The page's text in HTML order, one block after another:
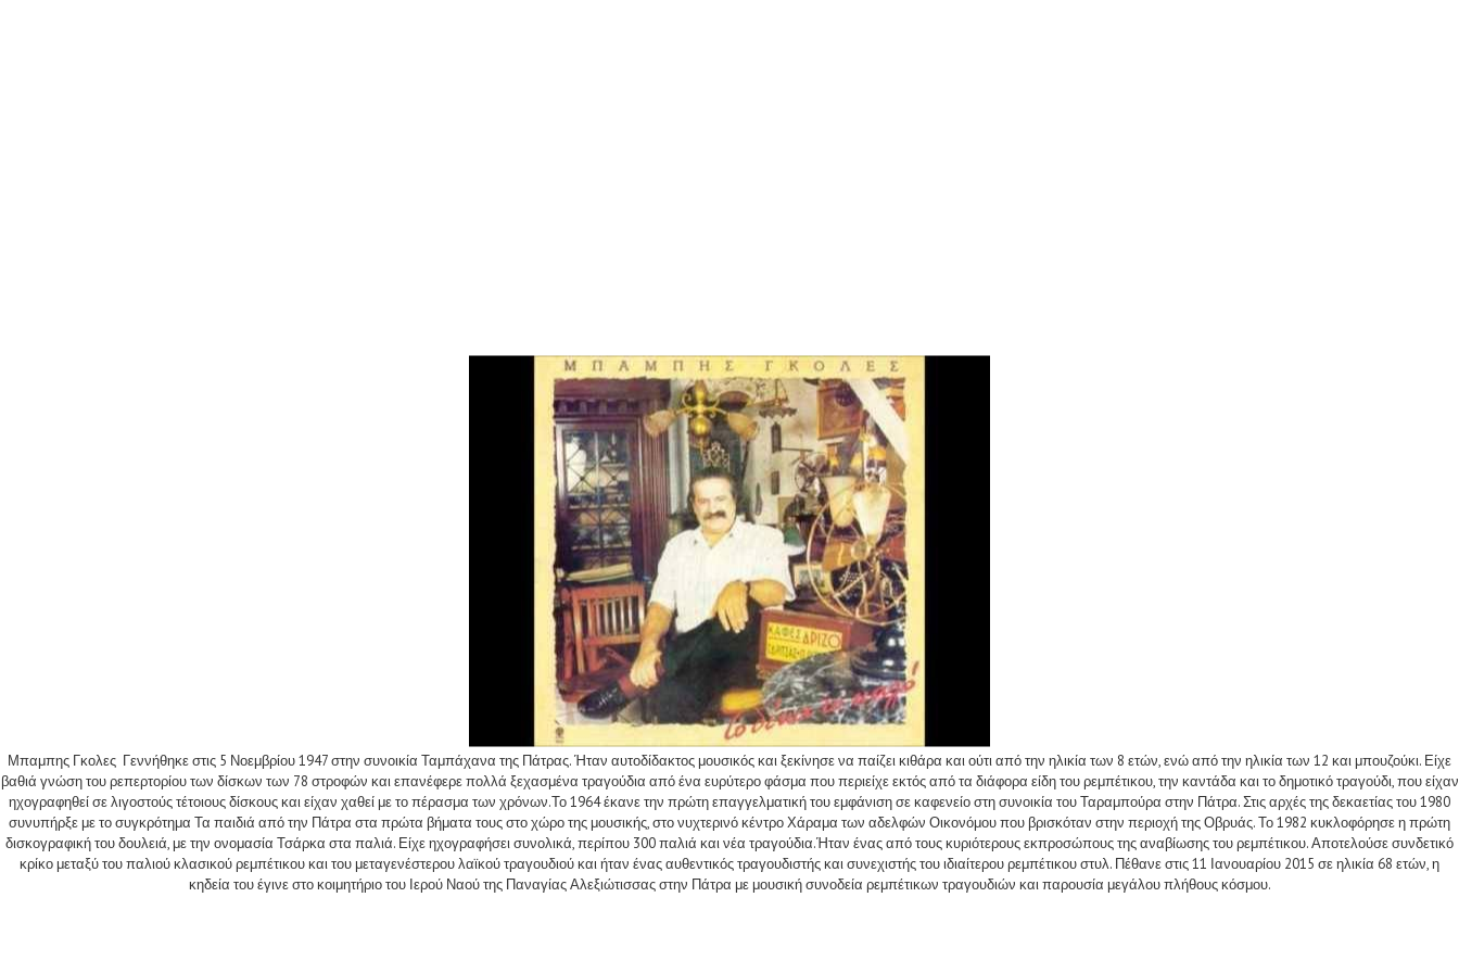
Μπαμπης Γκολες Γεννήθηκε στις 5 Νοεμβρίου 1947 στην συνοικία Ταμπάχανα της Πάτρας. Ήταν αυτοδίδακτος μουσικός και ξεκίνησε να παίζει κιθάρα και ούτι από την ηλικία των 8 ετών, ενώ από την ηλικία των 12 και μπουζούκι. Είχε
βαθιά γνώση του ρεπερτορίου των δίσκων των 78 στροφών και επανέφερε πολλά ξεχασμένα τραγούδια από ένα ευρύτερο φάσμα που περιείχε εκτός από τα διάφορα είδη του ρεμπέτικου, την καντάδα και το δημοτικό τραγούδι, που είχαν
ηχογραφηθεί σε λιγοστούς τέτοιους δίσκους και είχαν χαθεί με το πέρασμα των χρόνων.Το 1964 έκανε την πρώτη επαγγελματική του εμφάνιση σε καφενείο στη συνοικία του Ταραμπούρα στην Πάτρα. Στις αρχές της δεκαετίας του 1980
συνυπήρξε με το συγκρότημα Τα παιδιά από την Πάτρα στα πρώτα βήματα τους στο χώρο της μουσικής, στο νυχτερινό κέντρο Χάραμα των αδελφών Οικονόμου που βρισκόταν στην περιοχή της Οβρυάς. Το 1982 κυκλοφόρησε η πρώτη
δισκογραφική του δουλειά, με την ονομασία Τσάρκα στα παλιά. Είχε ηχογραφήσει συνολικά, περίπου 300 παλιά και νέα τραγούδια.Ήταν ένας από τους κυριότερους εκπροσώπους της αναβίωσης του ρεμπέτικου. Αποτελούσε συνδετικό
κρίκο μεταξύ του παλιού κλασικού ρεμπέτικου και του μεταγενέστερου λαϊκού τραγουδιού και ήταν ένας αυθεντικός τραγουδιστής και συνεχιστής του ιδιαίτερου ρεμπέτικου στυλ. Πέθανε στις 11 Ιανουαρίου 2015 σε ηλικία 68 ετών, η
κηδεία του έγινε στο κοιμητήριο του Ιερού Ναού της Παναγίας Αλεξιώτισσας στην Πάτρα με μουσική συνοδεία ρεμπέτικων τραγουδιών και παρουσία μεγάλου πλήθους κόσμου.